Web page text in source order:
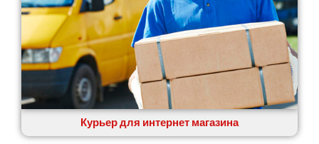
Курьер для интернет магазина